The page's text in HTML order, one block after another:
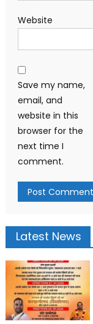
Website
Save my name,
email, and
website in this
browser for the
next time I
comment.
Latest News